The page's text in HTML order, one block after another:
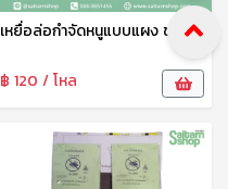
เหยื่อล่อกำจัดหนูแบบแผง ขนาด 25กรัม SP
฿ 120 / โหล